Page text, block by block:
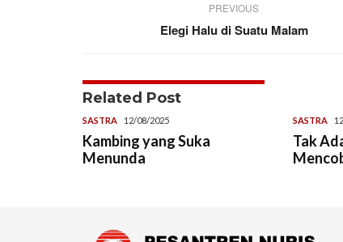
PREVIOUS
Elegi Halu di Suatu Malam
Related Post
SASTRA 12/08/2025
Kambing yang Suka
Menunda
SASTRA
Tak